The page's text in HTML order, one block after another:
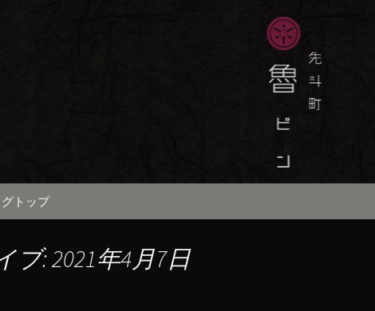
先斗町の京料理
ん）」の公式ブ
京町家で美味しい季節の京料理・和食が
理について最新情報をおとどけします。
トップ
ブ: 2021年4月7日